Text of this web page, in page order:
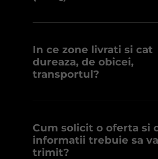
In ce zone livrati si cat
dureaza, de obicei,
transportul?
Cum solicit o oferta si
informatii trebuie sa va
trimit?